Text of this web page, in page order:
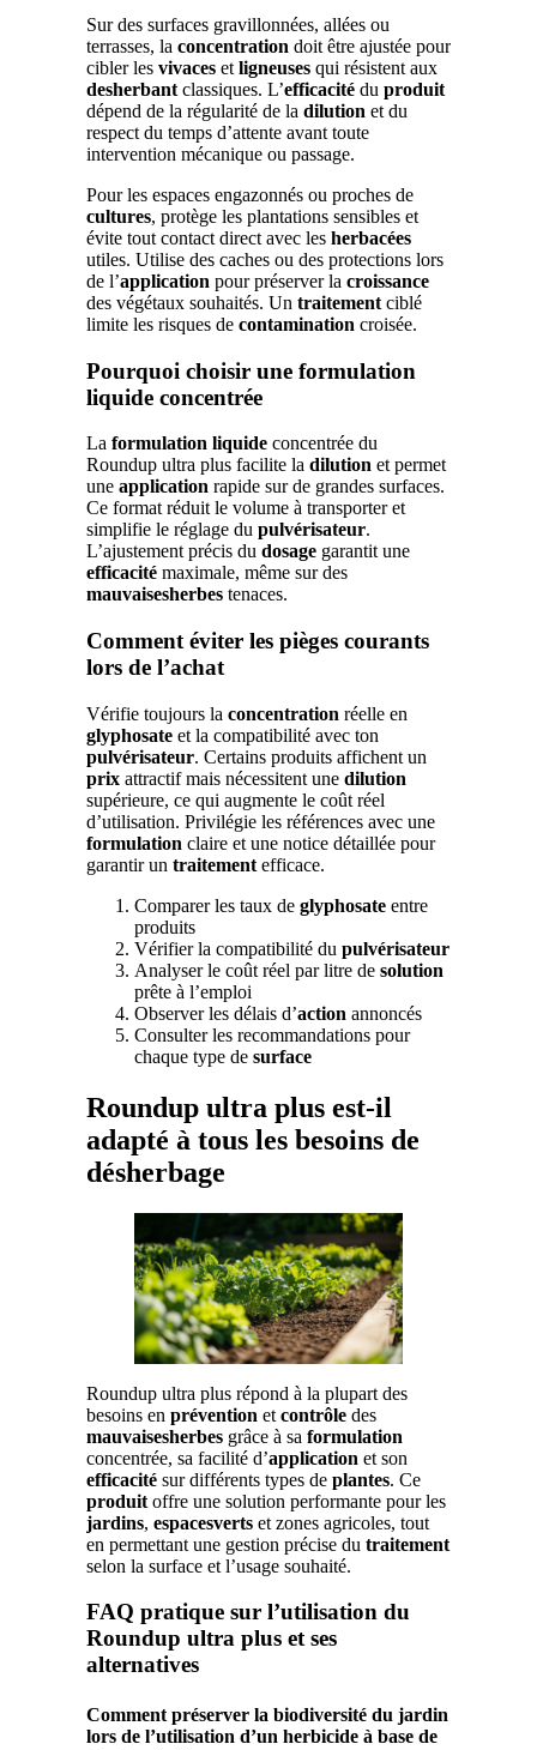
Sur des surfaces gravillonnées, allées ou
terrasses, la concentration doit être ajustée pour
cibler les vivaces et ligneuses qui résistent aux
desherbant classiques. L’efficacité du produit
dépend de la régularité de la dilution et du
respect du temps d’attente avant toute
intervention mécanique ou passage.
Pour les espaces engazonnés ou proches de
cultures, protège les plantations sensibles et
évite tout contact direct avec les herbacées
utiles. Utilise des caches ou des protections lors
de l’application pour préserver la croissance
des végétaux souhaités. Un traitement ciblé
limite les risques de contamination croisée.
Pourquoi choisir une formulation
liquide concentrée
La formulation liquide concentrée du
Roundup ultra plus facilite la dilution et permet
une application rapide sur de grandes surfaces.
Ce format réduit le volume à transporter et
simplifie le réglage du pulvérisateur.
L’ajustement précis du dosage garantit une
efficacité maximale, même sur des
mauvaisesherbes tenaces.
Comment éviter les pièges courants
lors de l’achat
Vérifie toujours la concentration réelle en
glyphosate et la compatibilité avec ton
pulvérisateur. Certains produits affichent un
prix attractif mais nécessitent une dilution
supérieure, ce qui augmente le coût réel
d’utilisation. Privilégie les références avec une
formulation claire et une notice détaillée pour
garantir un traitement efficace.
Comparer les taux de glyphosate entre
produits
Vérifier la compatibilité du pulvérisateur
Analyser le coût réel par litre de solution
prête à l’emploi
Observer les délais d’action annoncés
Consulter les recommandations pour
chaque type de surface
Roundup ultra plus est-il
adapté à tous les besoins de
désherbage
Roundup ultra plus répond à la plupart des
besoins en prévention et contrôle des
mauvaisesherbes grâce à sa formulation
concentrée, sa facilité d’application et son
efficacité sur différents types de plantes. Ce
produit offre une solution performante pour les
jardins, espacesverts et zones agricoles, tout
en permettant une gestion précise du traitement
selon la surface et l’usage souhaité.
FAQ pratique sur l’utilisation du
Roundup ultra plus et ses
alternatives
Comment préserver la biodiversité du jardin
lors de l’utilisation d’un herbicide à base de